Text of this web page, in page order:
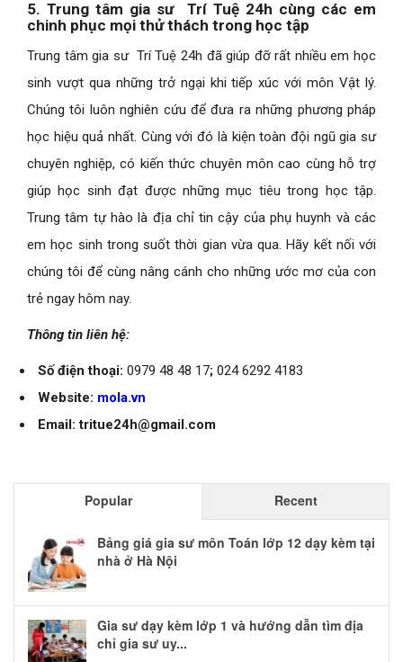
5. Trung tâm gia sư Trí Tuệ 24h cùng các em
chinh phục mọi thử thách trong học tập
Trung tâm gia sư Trí Tuệ 24h đã giúp đỡ rất nhiều em học
sinh vượt qua những trở ngại khi tiếp xúc với môn Vật lý.
Chúng tôi luôn nghiên cứu để đưa ra những phương pháp
học hiệu quả nhất. Cùng với đó là kiện toàn đội ngũ gia sư
chuyên nghiệp, có kiến thức chuyên môn cao cùng hỗ trợ
giúp học sinh đạt được những mục tiêu trong học tập.
Trung tâm tự hào là địa chỉ tin cậy của phụ huynh và các
em học sinh trong suốt thời gian vừa qua. Hãy kết nối với
chúng tôi để cùng nâng cánh cho những ước mơ của con
trẻ ngay hôm nay.
Thông tin liên hệ:
Số điện thoại: 0979 48 48 17; 024 6292 4183
Website: mola.vn
Email: tritue24h@gmail.com
Popular Recent
Bảng giá gia sư môn Toán lớp 12 dạy kèm tại
nhà ở Hà Nội
Gia sư dạy kèm lớp 1 và hướng dẫn tìm địa
chỉ gia sư uy...